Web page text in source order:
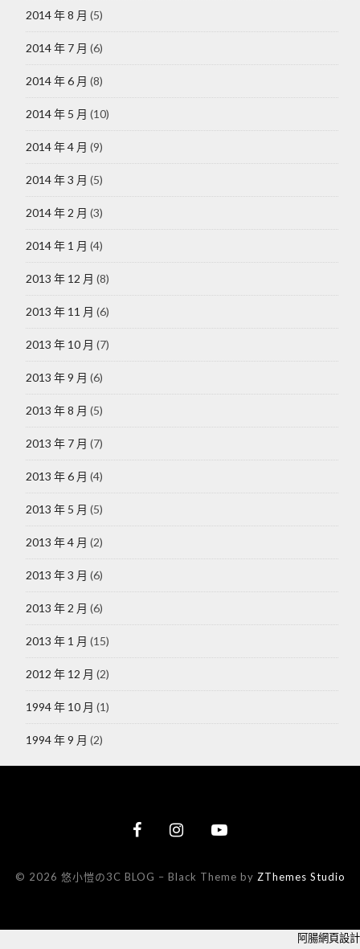
2014 年 8 月 (5)
2014 年 7 月 (6)
2014 年 6 月 (8)
2014 年 5 月 (10)
2014 年 4 月 (9)
2014 年 3 月 (5)
2014 年 2 月 (3)
2014 年 1 月 (4)
2013 年 12 月 (8)
2013 年 11 月 (6)
2013 年 10 月 (7)
2013 年 9 月 (6)
2013 年 8 月 (5)
2013 年 7 月 (7)
2013 年 6 月 (4)
2013 年 5 月 (5)
2013 年 4 月 (2)
2013 年 3 月 (6)
2013 年 2 月 (6)
2013 年 1 月 (15)
2012 年 12 月 (2)
1994 年 10 月 (1)
1994 年 9 月 (2)
© 2026 悠小愷の3C BLOG – Black Theme by ZThemes Studio
阿腸網頁設計